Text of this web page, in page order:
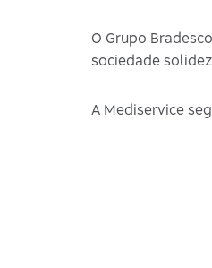
O Grupo
sociedade
A Mediservice